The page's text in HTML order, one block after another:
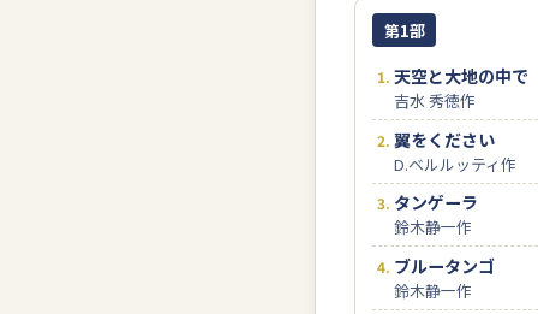
第1部
天空と大地の中で
吉水 秀徳作
翼をください
D.ベルルッティ作
タンゲーラ
鈴木静一作
ブルータンゴ
鈴木静一作